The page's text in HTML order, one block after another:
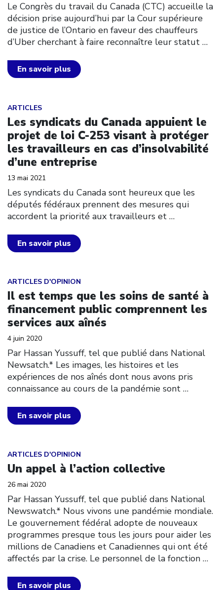
Le Congrès du travail du Canada (CTC) accueille la
décision prise aujourd’hui par la Cour supérieure
de justice de l’Ontario en faveur des chauffeurs
d’Uber cherchant à faire reconnaître leur statut …
En savoir plus
ARTICLES
Les syndicats du Canada appuient le
projet de loi C-253 visant à protéger
les travailleurs en cas d’insolvabilité
d’une entreprise
13 mai 2021
Les syndicats du Canada sont heureux que les
députés fédéraux prennent des mesures qui
accordent la priorité aux travailleurs et …
En savoir plus
ARTICLES D'OPINION
Il est temps que les soins de santé à
financement public comprennent les
services aux aînés
4 juin 2020
Par Hassan Yussuff, tel que publié dans National
Newsatch.* Les images, les histoires et les
expériences de nos aînés dont nous avons pris
connaissance au cours de la pandémie sont …
En savoir plus
Click to open the link
ARTICLES D'OPINION
Un appel à l’action collective
26 mai 2020
Par Hassan Yussuff, tel que publié dans National
Newswatch.* Nous vivons une pandémie mondiale.
Le gouvernement fédéral adopte de nouveaux
programmes presque tous les jours pour aider les
millions de Canadiens et Canadiennes qui ont été
affectés par la crise. Le personnel de la fonction …
En savoir plus